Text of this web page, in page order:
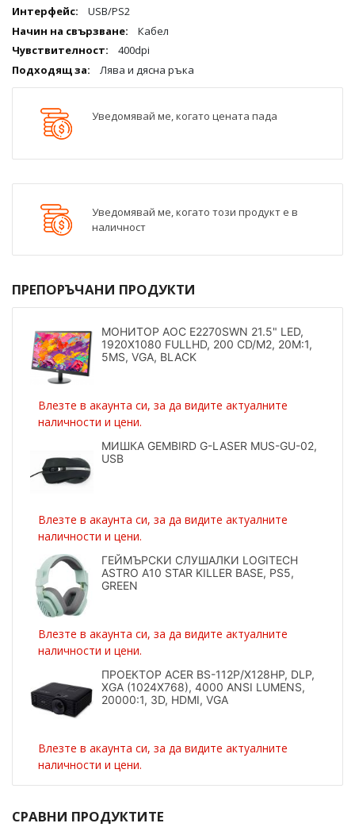
информация
USB/PS2
Кабел
400dpi
Лява и дясна ръка
Уведомявай ме, когато цената пада
Уведомявай ме, когато този продукт е в
наличност
ПРЕПОРЪЧАНИ ПРОДУКТИ
МОНИТОР AOC E2270SWN 21.5" LED,
1920X1080 FULLHD, 200 CD/M2, 20M:1,
5MS, VGA, BLACK
Влезте в акаунта си, за да видите актуалните
наличности и цени.
МИШКА GEMBIRD G-LASER MUS-GU-02,
USB
Влезте в акаунта си, за да видите актуалните
наличности и цени.
ГЕЙМЪРСКИ СЛУШАЛКИ LOGITECH
ASTRO A10 STAR KILLER BASE, PS5,
GREEN
Влезте в акаунта си, за да видите актуалните
наличности и цени.
ПРОЕКТОР ACER BS-112P/X128HP, DLP,
XGA (1024X768), 4000 ANSI LUMENS,
20000:1, 3D, HDMI, VGA
Влезте в акаунта си, за да видите актуалните
наличности и цени.
СРАВНИ ПРОДУКТИТЕ